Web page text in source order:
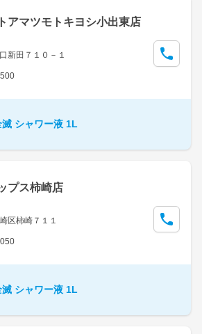
アマツモトキヨシ小出東店
新田７１０－１
シャワー液 1L
プス柿崎店
区柿崎７１１
シャワー液 1L